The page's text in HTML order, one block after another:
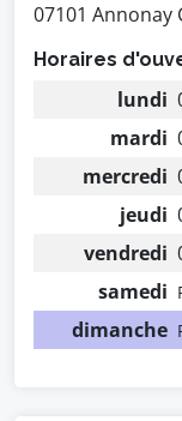
07101 Annonay
Horaires
lundi
mardi
mercredi
jeudi
vendredi
samedi
dimanche